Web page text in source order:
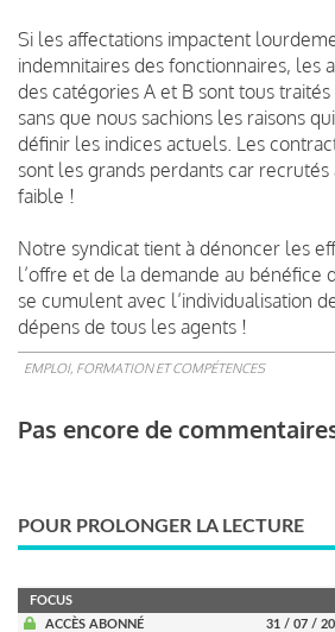
Si les affectations impactent
indemnitaires des fonctionnaires, les
des catégories A et B sont tous
sans que nous sachions les raisons
définir les indices actuels. Les
sont les grands perdants car recrutés
faible !
Notre syndicat tient à dénoncer les
l’offre et de la demande au bénéfice
se cumulent avec l’individualisation
dépens de tous les agents !
EMPLOI, FORMATION ET COMPÉTENCES
Pas encore de
POUR PROLONGER LA LECTURE
FOCUS
ACCÈS ABONNÉ
31 / 07 /